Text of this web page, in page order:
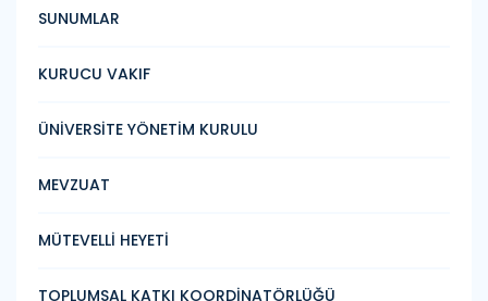
SUNUMLAR
KURUCU VAKIF
ÜNİVERSİTE YÖNETİM KURULU
MEVZUAT
MÜTEVELLİ HEYETİ
TOPLUMSAL KATKI KOORDİNATÖRLÜĞÜ